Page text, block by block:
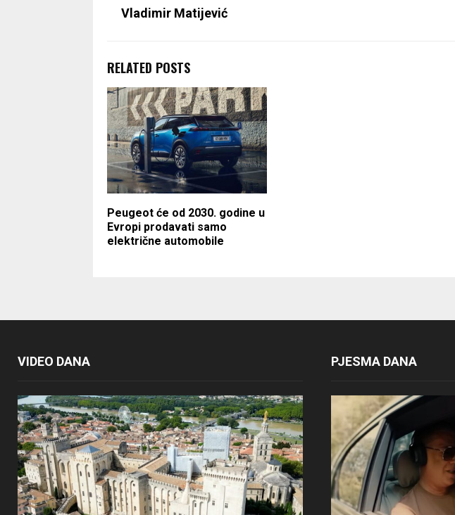
Vladimir Matijević
RELATED POSTS
Peugeot će od 2030. godine u
Evropi prodavati samo
električne automobile
VIDEO DANA PJESMA DANA